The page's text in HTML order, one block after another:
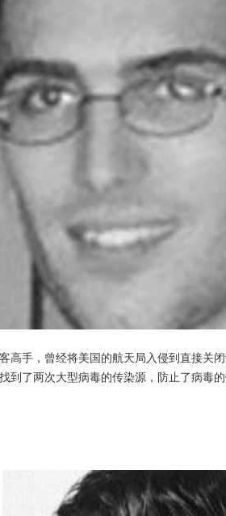
高手，曾经将美国的航天局入侵到直接关
到了两次大型病毒的传染源，防止了病毒